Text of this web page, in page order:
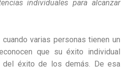
individuales para alcanzar
varias personas tienen un
que su éxito individual
del éxito de los demás. De esa